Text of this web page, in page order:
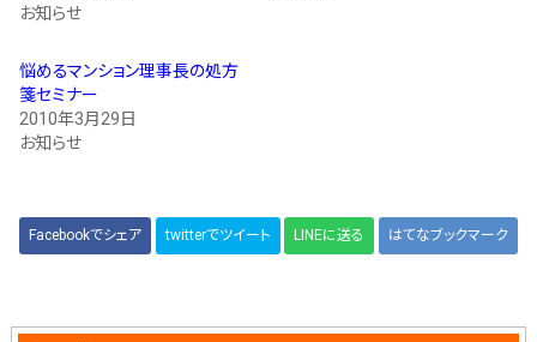
お知らせ
悩めるマンション理事長の処方
箋セミナー
2010年3月29日
お知らせ
Facebookでシェア twitterでツイート LINEに送る はてなブックマーク